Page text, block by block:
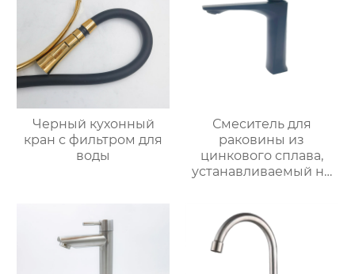
Черный кухонный
кран с фильтром для
воды
Смеситель для
раковины из
цинкового сплава,
устанавливаемый на